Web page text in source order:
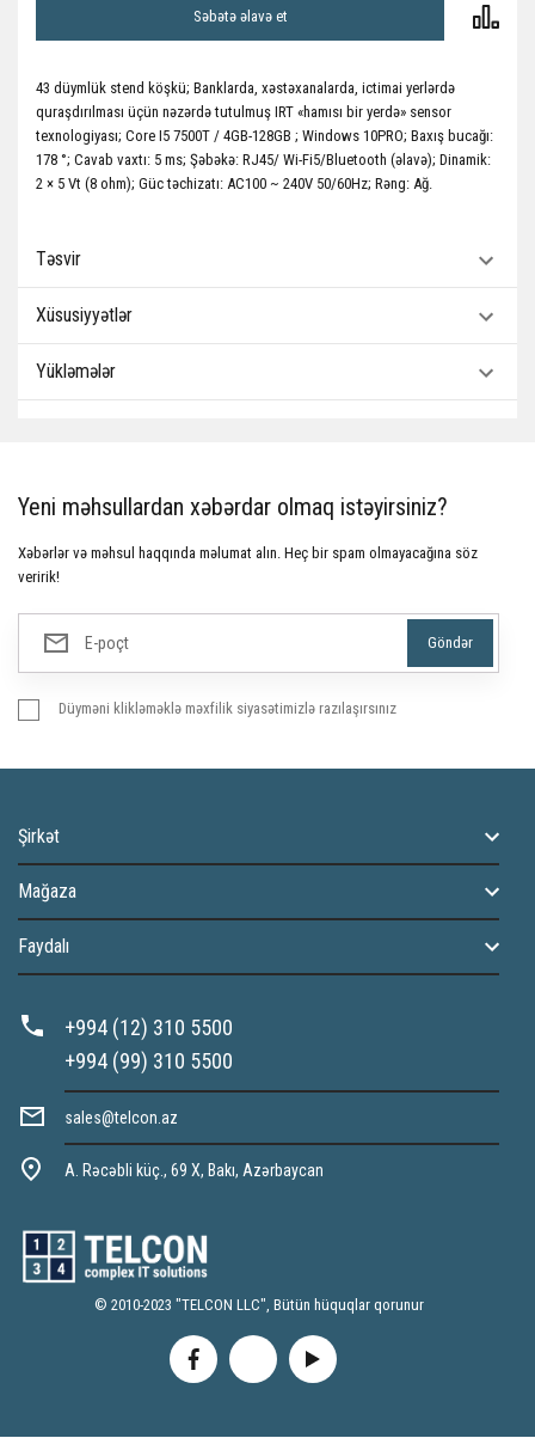
Səbətə əlavə et
43 düymlük stend köşkü; Banklarda, xəstəxanalarda, ictimai yerlərdə
quraşdırılması üçün nəzərdə tutulmuş IRT «hamısı bir yerdə» sensor
texnologiyası; Core I5 7500T / 4GB-128GB ; Windows 10PRO; Baxış bucağı:
178 °; Cavab vaxtı: 5 ms; Şəbəkə: RJ45/ Wi-Fi5/Bluetooth (əlavə); Dinamik:
2 × 5 Vt (8 ohm); Güc təchizatı: AC100 ~ 240V 50/60Hz; Rəng: Ağ.
Təsvir
Xüsusiyyətlər
Yükləmələr
Yeni məhsullardan xəbərdar olmaq istəyirsiniz?
Xəbərlər və məhsul haqqında məlumat alın. Heç bir spam olmayacağına söz
veririk!
Düyməni klikləməklə məxfilik siyasətimizlə razılaşırsınız
Şirkət
Mağaza
Faydalı
+994 (12) 310 5500
+994 (99) 310 5500
sales@telcon.az
A. Rəcəbli küç., 69 X, Bakı, Azərbaycan
© 2010-2023 "TELCON LLC", Bütün hüquqlar qorunur